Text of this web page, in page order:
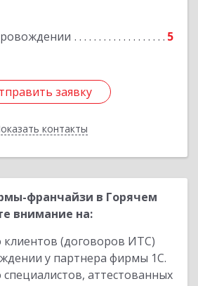
5
заявку
контакты
Подробнее
заявку
Назад
франчайзи в Горячем
внимание на:
клиентов (договоров ИТС)
у партнера фирмы 1С.
специалистов, аттестованных